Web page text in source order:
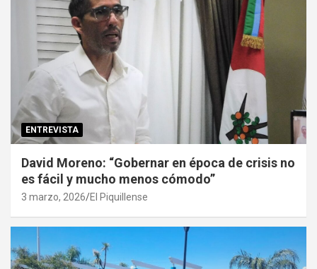
ENTREVISTA
David Moreno: “Gobernar en época de crisis no
es fácil y mucho menos cómodo”
3 marzo, 2026 El Piquillense